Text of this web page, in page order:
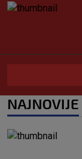
NAJNOVIJE